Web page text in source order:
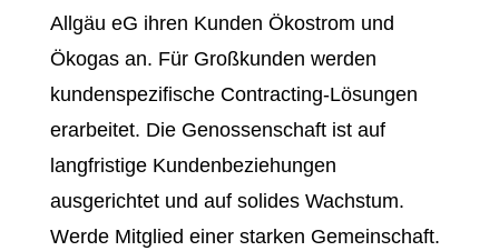
Allgäu eG ihren Kunden Ökostrom und
Ökogas an. Für Großkunden werden
kundenspezifische Contracting-Lösungen
erarbeitet. Die Genossenschaft ist auf
langfristige Kundenbeziehungen
ausgerichtet und auf solides Wachstum.
Werde Mitglied einer starken Gemeinschaft.